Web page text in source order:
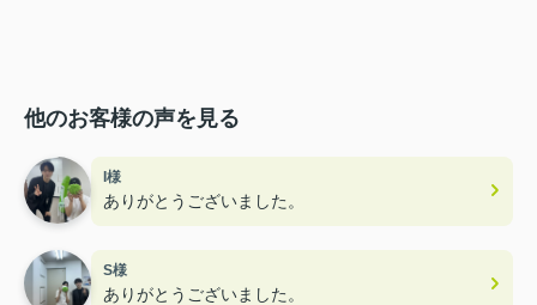
他のお客様の声を見る
I様
ありがとうございました。
S様
ありがとうございました。